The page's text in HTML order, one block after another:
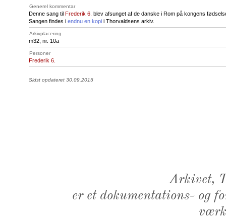
Generel kommentar
Denne sang til Frederik 6. blev afsunget af de danske i Rom på kongens
Sangen findes i endnu en kopi i Thorvaldsens arkiv.
Arkivplacering
m32, nr. 10a
Personer
Frederik 6.
Sidst opdateret 30.09.2015
Arkivet,
er et dokumentations- og